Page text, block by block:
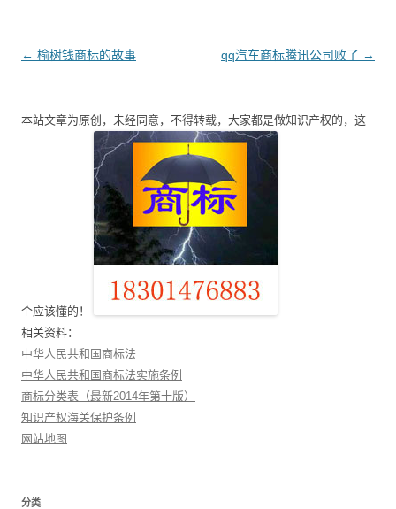
文
航
← 榆树钱商标的故事 qq汽车商标腾讯公司败了 →
本站文章为原创，未经同意，不得转载，大家都是做知识产权的，这
个应该懂的！
相关资料：
中华人民共和国商标法
中华人民共和国商标法实施条例
商标分类表（最新2014年第十版）
知识产权海关保护条例
网站地图
分类